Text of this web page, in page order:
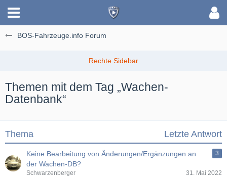
BOS-Fahrzeuge.info Forum
Themen mit dem Tag „Wachen-
Datenbank“
Thema Letzte Antwort
Keine Bearbeitung von Änderungen/Ergänzungen an
der Wachen-DB?
3
Schwarzenberger 31. Mai 2022